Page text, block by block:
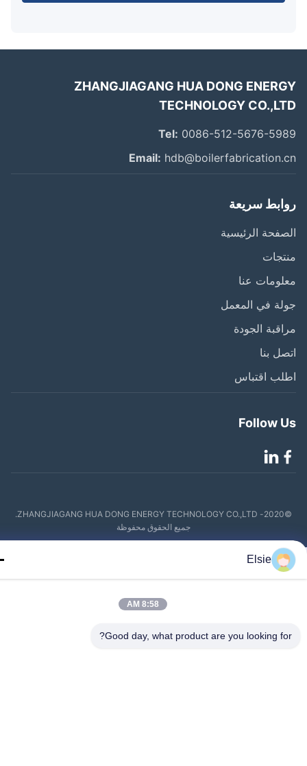
ZHANGJIAGANG HUA DONG
TECHNOLOGY
Tel:0086-512-5676-
Email:
سريعة
الرئيسية
عنا
في المعمل
الجودة
بنا
اقتباس
Follow
©2020- ZHANGJIAGANG HUA DONG ENERGY TECHNOLOGY CO.,LTD.
جميع الحقوق محفوظة
Elsie
8:58 AM
Good day, what product are you looking